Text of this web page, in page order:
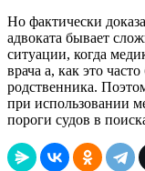
Но фактически
адвоката бывает
ситуации, когда
врача а, как это
родственника.
при использовании
пороги судов в